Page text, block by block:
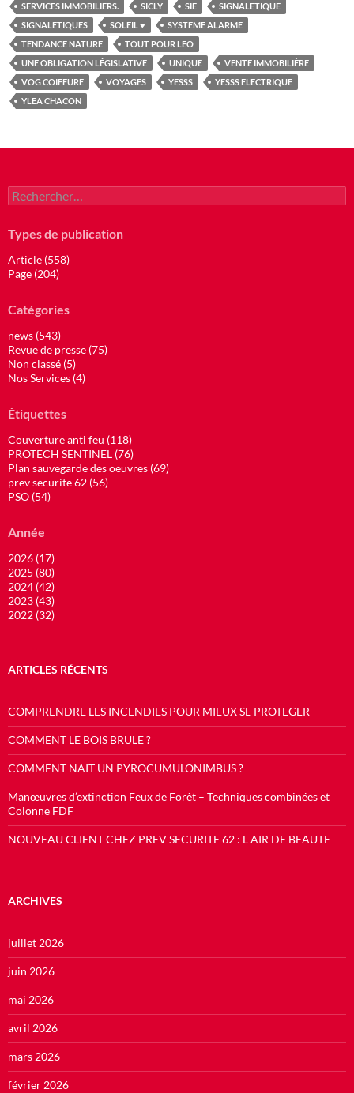
SERVICES IMMOBILIERS.
SICLY SIE
SIGNALETIQUE
SIGNALETIQUES
SOLEIL ♥
SYSTEME ALARME
TENDANCE NATURE
TOUT POUR LEO
UNE OBLIGATION LÉGISLATIVE
UNIQUE
VENTE IMMOBILIÈRE
VOG COIFFURE
VOYAGES YESSS
YESSS ELECTRIQUE
YLEA CHACON
Rechercher :
Types de publication
Article (558)
Page (204)
Catégories
news (543)
Revue de presse (75)
Non classé (5)
Nos Services (4)
Étiquettes
Couverture anti feu (118)
PROTECH SENTINEL (76)
Plan sauvegarde des oeuvres (69)
prev securite 62 (56)
PSO (54)
Année
2026 (17)
2025 (80)
2024 (42)
2023 (43)
2022 (32)
ARTICLES RÉCENTS
COMPRENDRE LES INCENDIES POUR MIEUX SE PROTEGER
COMMENT LE BOIS BRULE ?
COMMENT NAIT UN PYROCUMULONIMBUS ?
Manœuvres d’extinction Feux de Forêt – Techniques combinées et
Colonne FDF
NOUVEAU CLIENT CHEZ PREV SECURITE 62 : L AIR DE BEAUTE
ARCHIVES
juillet 2026
juin 2026
mai 2026
avril 2026
mars 2026
février 2026